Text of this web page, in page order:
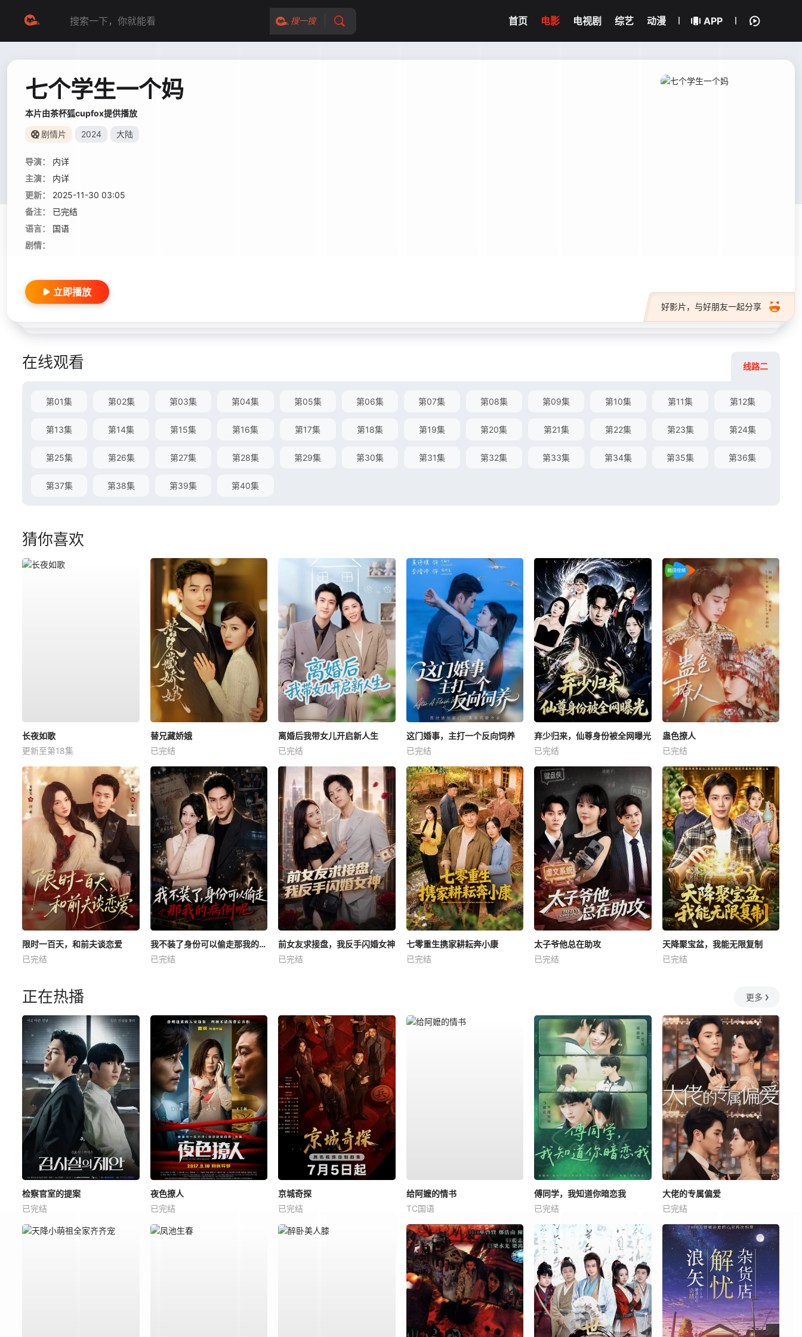
搜一搜 首页 电影 电视剧 综艺 动漫 APP
七个学生一个妈
本片由茶杯狐cupfox提供播放
剧情片 2024 大陆
导演：
内详
主演：
内详
更新：
2025-11-30 03:05
备注：
已完结
语言：
国语
剧情：
好影片，与好朋友一起分享
立即播放
在线观看 线路二
第01集 第02集 第03集 第04集 第05集 第06集 第07集 第08集 第09集 第10集 第11集 第12集
第13集 第14集 第15集 第16集 第17集 第18集 第19集 第20集 第21集 第22集 第23集 第24集
第25集 第26集 第27集 第28集 第29集 第30集 第31集 第32集 第33集 第34集 第35集 第36集
第37集 第38集 第39集 第40集
猜你喜欢
长夜如歌
更新至第18集
替兄藏娇娥
已完结
离婚后我带女儿开启新人生
已完结
这门婚事，主打一个反向饲养
已完结
弃少归来，仙尊身份被全网曝光
已完结
蛊色撩人
已完结
限时一百天，和前夫谈恋爱
已完结
我不装了身份可以偷走那我的病例呢
已完结
前女友求接盘，我反手闪婚女神
已完结
七零重生携家耕耘奔小康
已完结
太子爷他总在助攻
已完结
天降聚宝盆，我能无限复制
已完结
正在热播 更多
检察官室的提案
已完结
夜色撩人
已完结
京城奇探
已完结
给阿嬷的情书
TC国语
傅同学，我知道你暗恋我
已完结
大佬的专属偏爱
已完结